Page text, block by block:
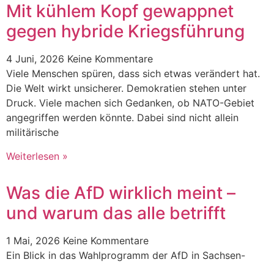
Mit kühlem Kopf gewappnet
gegen hybride Kriegsführung
4 Juni, 2026 Keine Kommentare
Viele Menschen spüren, dass sich etwas verändert hat.
Die Welt wirkt unsicherer. Demokratien stehen unter
Druck. Viele machen sich Gedanken, ob NATO-Gebiet
angegriffen werden könnte. Dabei sind nicht allein
militärische
Weiterlesen »
Was die AfD wirklich meint –
und warum das alle betrifft
1 Mai, 2026 Keine Kommentare
Ein Blick in das Wahlprogramm der AfD in Sachsen-